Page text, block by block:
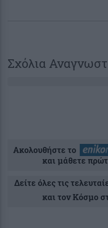
Σχόλια
Ακολουθήστε το
και μάθετε
Δείτε όλες τις
και τον Κόσμο